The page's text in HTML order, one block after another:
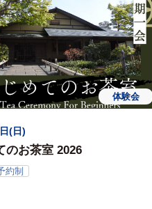
体験会
(日)
のお茶室 2026
約制